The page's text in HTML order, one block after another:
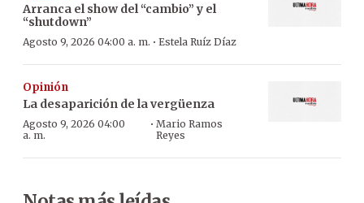
Arranca el show del “cambio” y el
“shutdown”
Agosto 9, 2026 04:00 a. m. · Estela Ruíz Díaz
Opinión
La desaparición de la vergüenza
Agosto 9, 2026 04:00
a. m.
· Mario Ramos
Reyes